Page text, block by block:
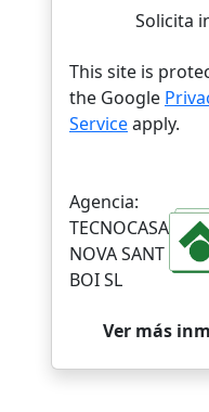
Solicita
This site is
the Google
Serviceapply.
Agencia:
TECNOCASA
NOVA SANT
BOI SL
Ver más